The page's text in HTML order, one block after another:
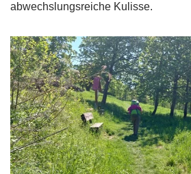
abwechslungsreiche Kulisse.